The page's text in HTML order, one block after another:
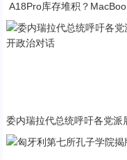
A18Pro库存堆积？
与PP终极火焰狂潮意外同
委内瑞拉代总统呼吁各党派